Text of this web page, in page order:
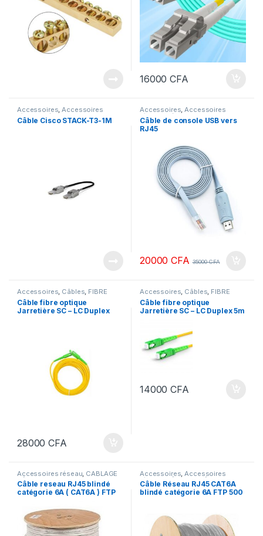
16000CFA
Accessoires,Accessoires
réseau ,Câbles,SERVEURS &
RESEAUX,SWITCH,SWITCH
Câble Cisco STACK-T3-1M
Accessoires,Accessoires
réseau Câbles SERVEURS &
RESEAUX
Câble de console USB vers
RJ45
20000CFA 35000CFA
Accessoires, Câbles, FIBRE
OPTIQUE, SERVEURS &
RESEAUX
Câble fibre optique
Jarretière SC – LC Duplex
28000CFA
Accessoires, Câbles, FIBRE
OPTIQUE, SERVEURS &
RESEAUX
Câble fibre optique
Jarretière SC – LC Duplex 5m
14000CFA
Accessoires réseau CÂBLAGE
RÉSEAU SERVEURS & RESEAUX
Câble reseau RJ45 blindé
catégorie 6A ( CAT6A ) FTP
Accessoires Accessoires
réseau ,CÂBLAGE RÉSEAU,
Câbles ,SERVEURS & RESEAUX
SERVICES
Câble Réseau RJ45 CAT6A
blindé catégorie 6A FTP 500